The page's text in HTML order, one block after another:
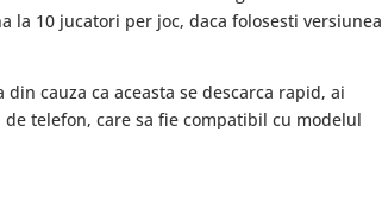
la 10 jucatori per joc, daca folosesti versiunea
cauza ca aceasta se descarca rapid, ai
telefon, care sa fie compatibil cu modelul